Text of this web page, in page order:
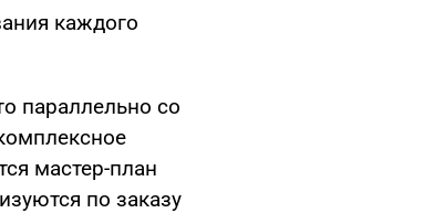
каждого
параллельно со
мастер-план
по заказу